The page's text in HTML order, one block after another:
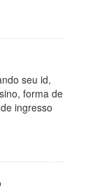
seu id,
forma de
ingresso